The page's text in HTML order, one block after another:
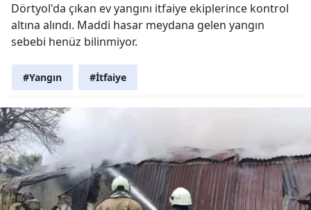
Dörtyol'da çıkan ev yangını itfaiye ekiplerince kontrol
altına alındı. Maddi hasar meydana gelen yangın
sebebi henüz bilinmiyor.
#Yangın #İtfaiye